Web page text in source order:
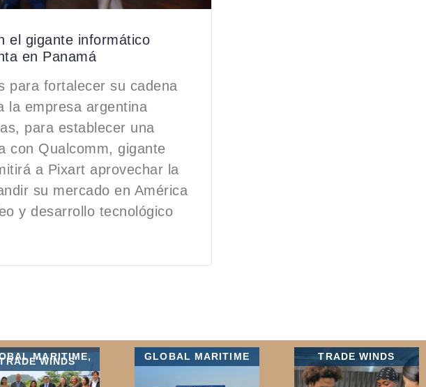
el gigante informático
en Panamá
para fortalecer su cadena
la empresa argentina
para establecer una
con Qualcomm, gigante
a Pixart aprovechar la
su mercado en América
y desarrollo tecnológico
MARITIME,
WINDS GLOBAL MARITIME TRADE WINDS